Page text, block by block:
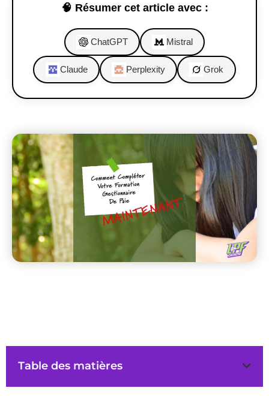
🧠 Résumer cet article avec :
ChatGPT Mistral
Claude Perplexity Grok
Table des matières